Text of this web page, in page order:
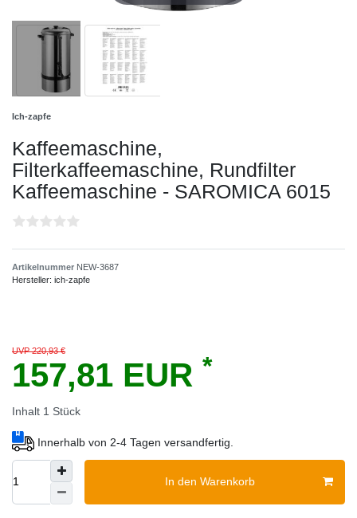
Ich-zapfe
Kaffeemaschine,
Filterkaffeemaschine, Rundfilter
Kaffeemaschine - SAROMICA 6015
Artikelnummer NEW-3687
Hersteller: ich-zapfe
UVP 220,93 €
157,81 EUR *
Inhalt 1 Stück
Innerhalb von 2-4 Tagen versandfertig.
In den Warenkorb